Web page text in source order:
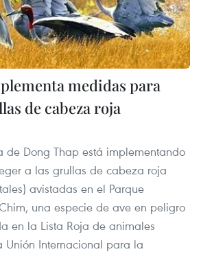
medidas para
de cabeza roja
de Dong Thap está implementando
a las grullas de cabeza roja
avistadas en el Parque
una especie de ave en peligro
en la Lista Roja de animales
Unión Internacional para la